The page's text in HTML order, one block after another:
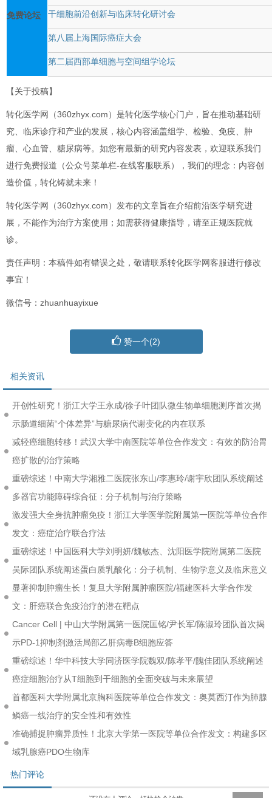
免费论坛 干细胞前沿创新与临床转化研讨会
第八届上海国际癌症大会
第二届西部单细胞与空间组学论坛
【关于投稿】
转化医学网（360zhyx.com）是转化医学核心门户，旨在推动基础研
究、临床诊疗和产业的发展，核心内容涵盖组学、检验、免疫、肿
瘤、心血管、糖尿病等。如您有最新的研究内容发表，欢迎联系我们
进行免费报道（公众号菜单栏-在线客服联系），我们的理念：内容创
造价值，转化铸就未来！
转化医学网（360zhyx.com）发布的文章旨在介绍前沿医学研究进
展，不能作为治疗方案使用；如需获得健康指导，请至正规医院就
诊。
责任声明：本稿件如有错误之处，敬请联系转化医学网客服进行修改
事宜！
微信号：zhuanhuayixue
赞一个(2)
相关资讯
开创性研究！浙江大学王永成/徐子叶团队微生物单细胞测序首次揭
示肠道细菌“个体差异”与糖尿病代谢变化的内在联系
减轻癌细胞转移！武汉大学中南医院等单位合作发文：有效的防治胃
癌扩散的治疗策略
重磅综述！中南大学湘雅二医院张东山/李惠玲/谢宇欣团队系统阐述
多器官功能障碍综合征：分子机制与治疗策略
激发强大全身抗肿瘤免疫！浙江大学医学院附属第一医院等单位合作
发文：癌症治疗联合疗法
重磅综述！中国医科大学刘明妍/魏敏杰、沈阳医学院附属第二医院
吴际团队系统阐述蛋白质乳酸化：分子机制、生物学意义及临床意义
显著抑制肿瘤生长！复旦大学附属肿瘤医院/福建医科大学合作发
文：肝癌联合免疫治疗的潜在靶点
Cancer Cell | 中山大学附属第一医院匡铭/尹长军/陈淑玲团队首次揭
示PD-1抑制剂激活局部乙肝病毒B细胞应答
重磅综述！华中科技大学同济医学院魏双/陈孝平/隗佳团队系统阐述
癌症细胞治疗从T细胞到干细胞的全面突破与未来展望
首都医科大学附属北京胸科医院等单位合作发文：奥莫西汀作为肺腺
鳞癌一线治疗的安全性和有效性
准确捕捉肿瘤异质性！北京大学第一医院等单位合作发文：构建多区
域乳腺癌PDO生物库
热门评论